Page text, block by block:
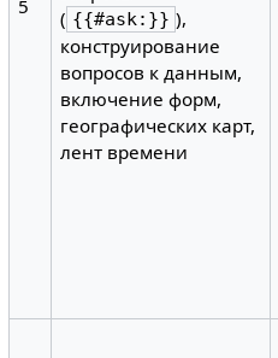
5
( {{#ask:}} ),
конструирование
вопросов к данным,
включение форм,
географических карт,
лент времени